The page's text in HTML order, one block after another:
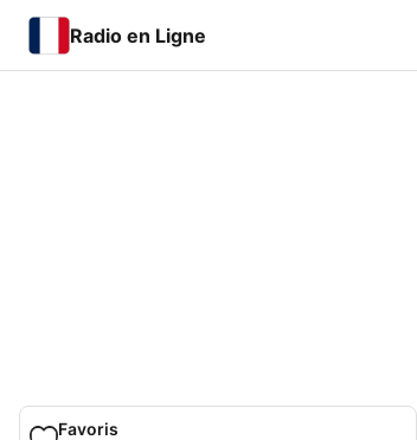
Radio en Ligne
Favoris